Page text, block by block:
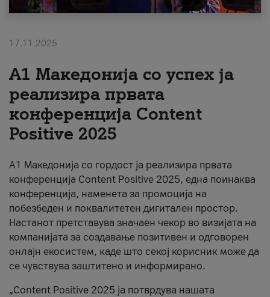
Надополни кредит
#ПодобарОнлајн
17.11.2025
А1 Македонија со успех ја
реализира првата
конференција Content
Positive 2025
А1 Македонија со гордост ја реализира првата
конференција Content Positive 2025, една поинаква
конференција, наменета за промоција на
побезбеден и поквалитетен дигитален простор.
Настанот претставува значаен чекор во визијата на
компанијата за создавање позитивен и одговорен
онлајн екосистем, каде што секој корисник може да
се чувствува заштитено и информирано.
„Content Positive 2025 ја потврдува нашата